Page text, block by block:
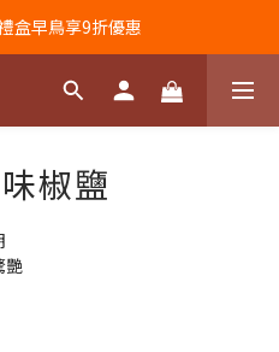
盒早鳥享9折優惠
椒鹽
艷